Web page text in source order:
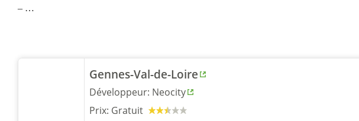
– …
Gennes-Val-de-Loire
Développeur: Neocity
Prix: Gratuit